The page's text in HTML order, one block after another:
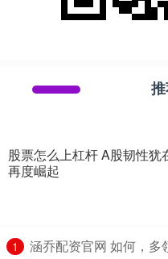
股票怎么上杠杆 A股韧性犹
再度崛起
1 涵乔配资官网 如何，多